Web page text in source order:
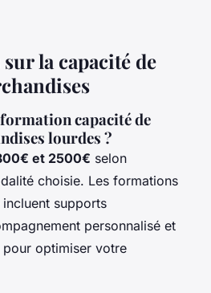
la capacité de
capacité de
lourdes ?
et 2500€ selon
choisie. Les formations
supports
personnalisé et
optimiser votre